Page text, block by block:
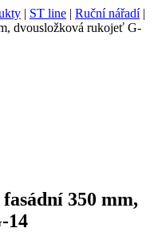
| ST line | Ruční nářadí|
dvousložková rukojeť G-
350 mm,
14